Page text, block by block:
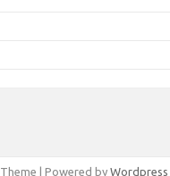
Theme | Powered by Wordpress